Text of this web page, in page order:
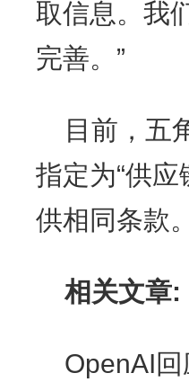
取信息。我
完善。”
目前，五
指定为“供
供相同条款。
相关文章:
OpenAI